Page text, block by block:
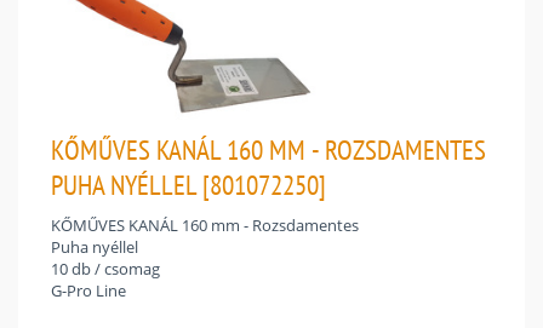
KŐMŰVES KANÁL 160 MM - ROZSDAMENTES
PUHA NYÉLLEL [801072250]
KŐMŰVES KANÁL 160 mm - Rozsdamentes
Puha nyéllel
10 db / csomag
G-Pro Line